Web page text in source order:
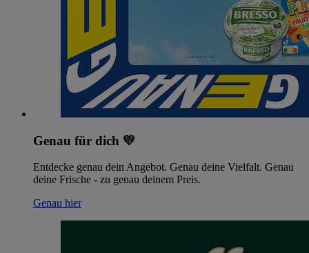
Genau für dich 💛
Entdecke genau dein Angebot. Genau deine Vielfalt. Genau
deine Frische - zu genau deinem Preis.
Genau hier